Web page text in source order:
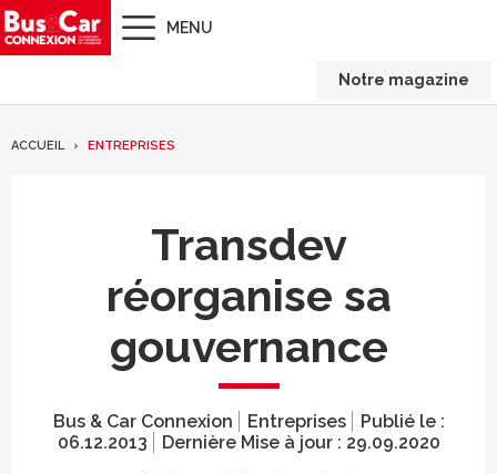
MENU
Notre magazine
ACCUEIL ENTREPRISES
Transdev
réorganise sa
gouvernance
Bus & Car Connexion Entreprises
Publié le :
06.12.2013
Dernière Mise à jour : 29.09.2020